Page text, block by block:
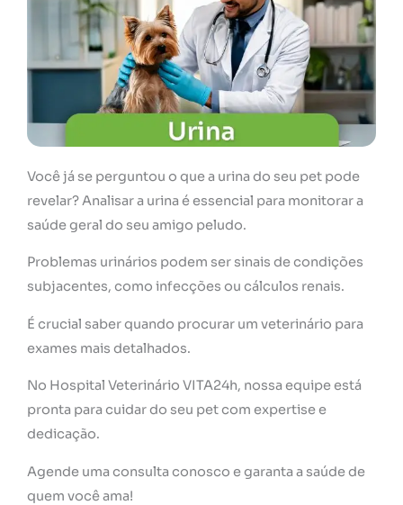
Você já se perguntou o que a urina do seu pet pode
revelar? Analisar a urina é essencial para monitorar a
saúde geral do seu amigo peludo.
Problemas urinários podem ser sinais de condições
subjacentes, como infecções ou cálculos renais.
É crucial saber quando procurar um veterinário para
exames mais detalhados.
No Hospital Veterinário VITA24h, nossa equipe está
pronta para cuidar do seu pet com expertise e
dedicação.
Agende uma consulta conosco e garanta a saúde de
quem você ama!